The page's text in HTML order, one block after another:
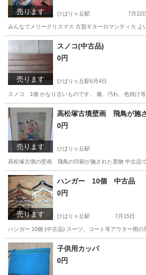
売ります ひばりヶ丘駅 7月22
みんなでメリークリスマス 古賀ギターロマンティカ
東京 西東京市 ひばりヶ丘駅
売ります
スノコ(中古品)
0円
ひばりヶ丘駅6月4日
スノコ 1個 かなり古いものです。 傷、汚れ、色焼け
東京 西東京市 ひばりヶ丘駅 収納家具
売ります
高松塚古墳壁画 飛鳥が施
0円
ひばりヶ丘駅
高松塚古墳の壁画 飛鳥の印刷が施された置物 中古品
東京 西東京市 ひばりヶ丘駅 インテリア
売ります
ハンガー 10個 中古品
0円
ひばりヶ丘駅 7月15日
ハンガー 10個 (中古品) スーツ、コート等アウター用
東京 西東京市 ひばりヶ丘駅
子供用カッパ
0円